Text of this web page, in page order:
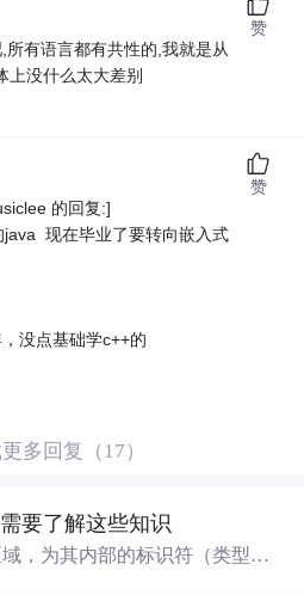
有语言都有共性的,我就是从
上没什么太大差别
赞
的回复:]
现在毕业了要转向嵌入式
没点基础学c++的
赞
多回复（17）
需要了解这些知识
，为其内部的标识符（类型、